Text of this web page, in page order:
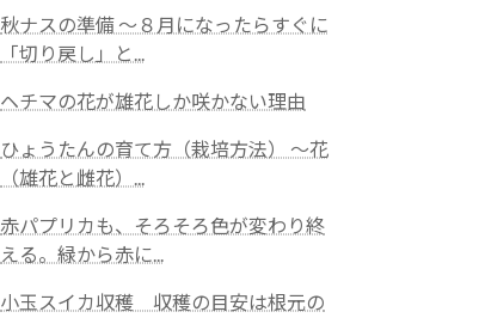
秋ナスの準備 ～８月になったらすぐに
「切り戻し」と...
ヘチマの花が雄花しか咲かない理由
ひょうたんの育て方（栽培方法） ～花
（雄花と雌花）...
赤パプリカも、そろそろ色が変わり終
える。緑から赤に...
小玉スイカ収穫 収穫の目安は根元の